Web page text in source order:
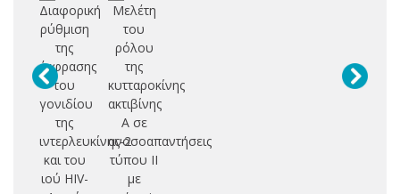
Διαφορική
ρύθμιση
της
έκφρασης
του
γονιδίου
της
ιντερλευκίνης-2
και του
ιού HIV-
Μελέτη
του
ρόλου
της
κυτταροκίνης
ακτιβίνης
Α σε
ανοσοαπαντήσεις
τύπου ΙΙ
με